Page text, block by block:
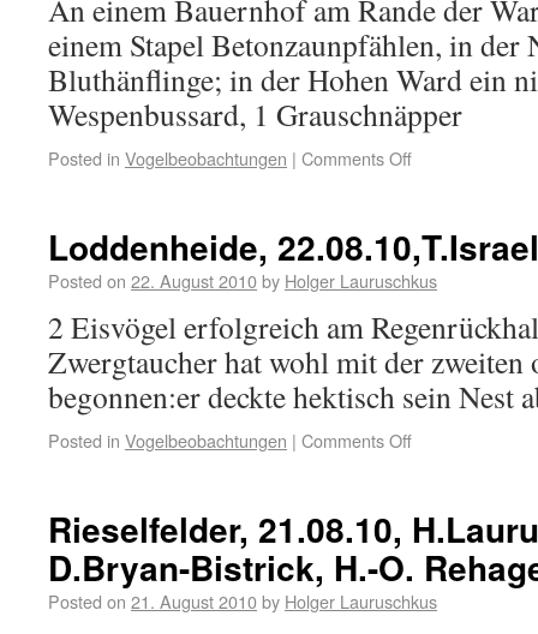
An einem Bauernhof am Rande der
einem Stapel Betonzaunpfählen, in der
Bluthänflinge; in der Hohen Ward ein
Wespenbussard, 1 Grauschnäpper
Posted in Vogelbeobachtungen | Comments Off
Loddenheide, 22.08.10,T.Israel
Posted on 22. August 2010by Holger Lauruschkus
2 Eisvögel erfolgreich am
Zwergtaucher hat wohl mit der
begonnen:er deckte hektisch sein Nest
Posted in Vogelbeobachtungen | Comments Off
Rieselfelder, 21.08.10,
D.Bryan-Bistrick, H.-O.
Posted on 21. August 2010by Holger Lauruschkus